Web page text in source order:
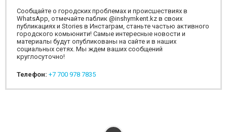
Сообщайте о городских проблемах и происшествиях в
WhatsApp, отмечайте паблик @inshymkent.kz в своих
публикациях и Stories в Инстаграм, станьте частью активного
городского комьюнити! Самые интересные новости и
материалы будут опубликованы на сайте и в наших
социальных сетях. Мы ждем ваших сообщений
круглосуточно!
Телефон: +7 700 978 7835